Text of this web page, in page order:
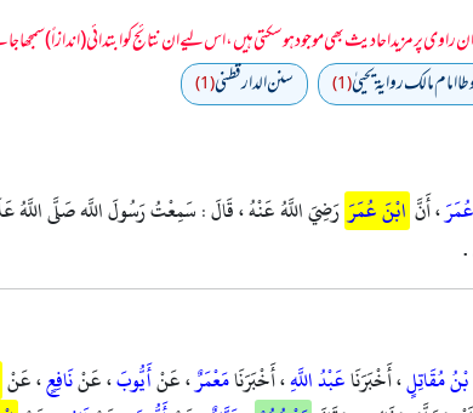
امام مالك رواية يحييٰ(1) سنن الدارقطني(1)
، أَنَّ ابْنَ عُمَرَ رَضِيَ اللَّهُ عَنْهُ ، قَالَ : سَمِعْتُ رَسُولَ اللَّه صَلَّى اللَّهُ
.
مُقَاتِلٍ، أَخْبَرَنَاعَبْدُ اللَّهِ، أَخْبَرَنَامَعْمَرٌ، عَنْأَيُّوبَ، عَنْنَافِعٍ، عَنْ